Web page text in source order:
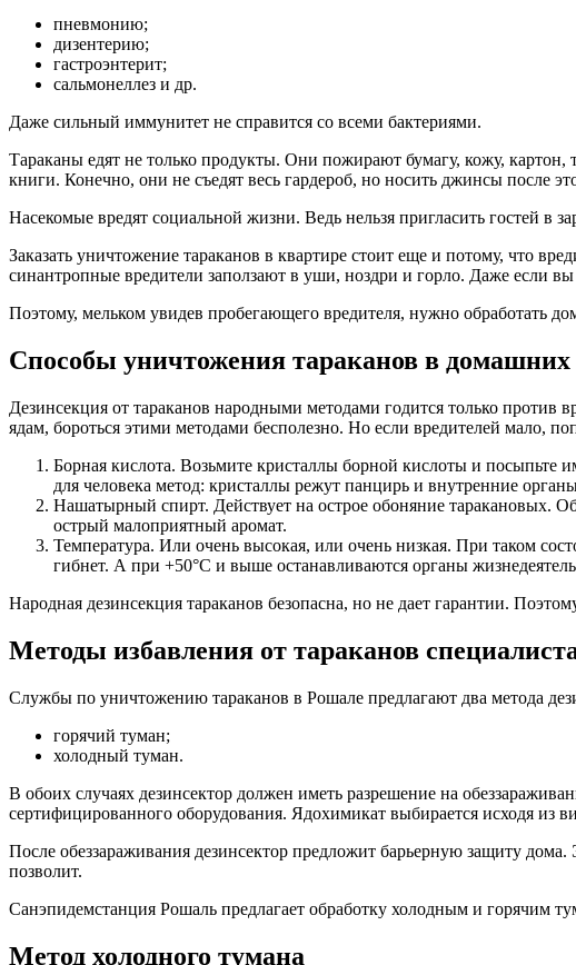
пневмонию;
дизентерию;
гастроэнтерит;
сальмонеллез и др.
Даже сильный иммунитет не справится со всеми бактериями.
Тараканы едят не только продукты. Они пожирают бумагу, кожу,
книги. Конечно, они не съедят весь гардероб, но носить джинсы после
Насекомые вредят социальной жизни. Ведь нельзя пригласить гостей в
Заказать уничтожение тараканов в квартире стоит еще и потому, что
синантропные вредители заползают в уши, ноздри и горло. Даже если
Поэтому, мельком увидев пробегающего вредителя, нужно обработать
Способы уничтожения тараканов в домашних
Дезинсекция от тараканов народными методами годится только
ядам, бороться этими методами бесполезно. Но если вредителей мало,
Борная кислота. Возьмите кристаллы борной кислоты и
для человека метод: кристаллы режут панцирь и внутренние
Нашатырный спирт. Действует на острое обоняние таракановых.
острый малоприятный аромат.
Температура. Или очень высокая, или очень низкая. При таком
гибнет. А при +50°С и выше останавливаются органы
Народная дезинсекция тараканов безопасна, но не дает гарантии.
Методы избавления от тараканов
Службы по уничтожению тараканов в Рошале предлагают два метода
горячий туман;
холодный туман.
В обоих случаях дезинсектор должен иметь разрешение на
сертифицированного оборудования. Ядохимикат выбирается исходя из
После обеззараживания дезинсектор предложит барьерную защиту
позволит.
Санэпидемстанция Рошаль предлагает обработку холодным и горячим
Метод холодного тумана